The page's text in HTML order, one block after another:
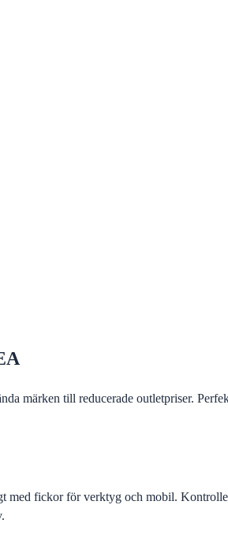
märken till reducerade outletpriser.
fickor för verktyg och mobil.